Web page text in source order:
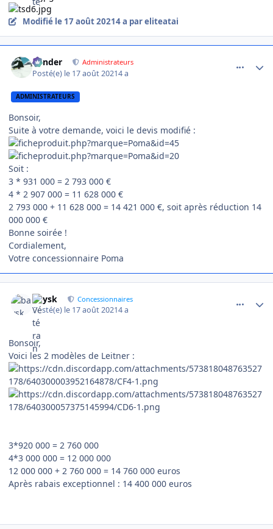
Modifié le 17 août 20214 a par eliteatai
Bender Administrateurs
Posté(e) le 17 août 20214 a
ADMINISTRATEURS
Bonsoir,
Suite à votre demande, voici le devis modifié :
Soit :
3 * 931 000 = 2 793 000 €
4 * 2 907 000 = 11 628 000 €
2 793 000 + 11 628 000 = 14 421 000 €, soit après réduction 14
000 000 €
Bonne soirée !
Cordialement,
Votre concessionnaire Poma
baysk Concessionnaires
Posté(e) le 17 août 20214 a
Bonsoir,
Voici les 2 modèles de Leitner :
3*920 000 = 2 760 000
4*3 000 000 = 12 000 000
12 000 000 + 2 760 000 = 14 760 000 euros
Après rabais exceptionnel : 14 400 000 euros